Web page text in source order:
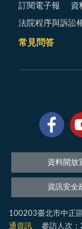
訂閱電子報 資
法院程序與訴訟
常見問答
資料開放
資訊安全
100203臺北市中正
通資訊
參訪人次